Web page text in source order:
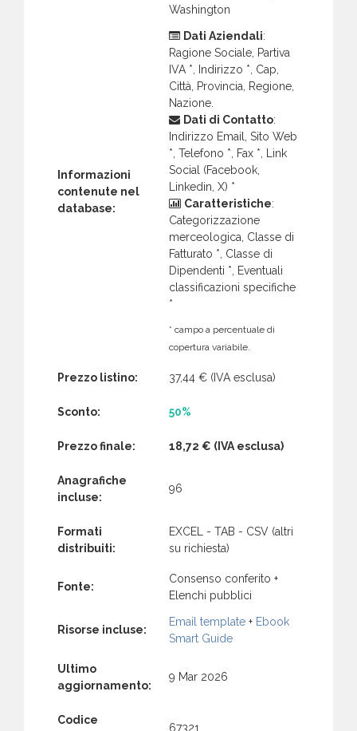
Washington
Informazioni
contenute nel
database:
Dati Aziendali:
Ragione Sociale, Partiva
IVA *, Indirizzo *, Cap,
Città, Provincia, Regione,
Nazione.
Dati di Contatto:
Indirizzo Email, Sito Web
*, Telefono *, Fax *, Link
Social (Facebook,
Linkedin, X) *
Caratteristiche:
Categorizzazione
merceologica, Classe di
Fatturato *, Classe di
Dipendenti *, Eventuali
classificazioni specifiche
*
* campo a percentuale di
copertura variabile.
Prezzo listino: 37,44 € (IVA esclusa)
Sconto: 50%
Prezzo finale: 18,72 € (IVA esclusa)
Anagrafiche
incluse:
96
Formati
distribuiti:
EXCEL - TAB - CSV (altri
su richiesta)
Fonte:
Consenso conferito +
Elenchi pubblici
Risorse incluse:
Email template + Ebook
Smart Guide
Ultimo
aggiornamento:
9 Mar 2026
Codice
67321